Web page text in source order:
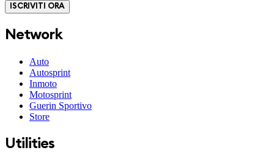
ISCRIVITI ORA
Network
Auto
Autosprint
Inmoto
Motosprint
Guerin Sportivo
Store
Utilities